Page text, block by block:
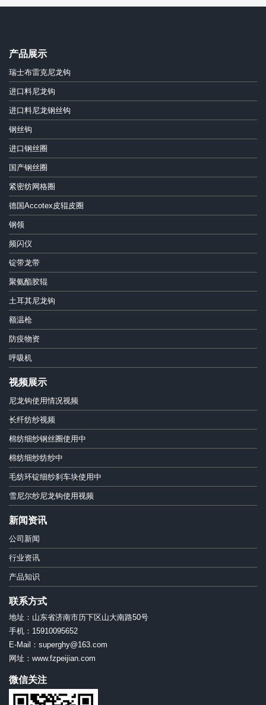
产品展示
瑞士布雷克尼龙钩
进口料尼龙钩
进口料尼龙钢丝钩
钢丝钩
进口钢丝圈
国产钢丝圈
紧密纺网格圈
德国Accotex皮辊皮圈
钢领
频闪仪
锭带龙带
聚氨酯胶辊
土耳其尼龙钩
额温枪
防疫物资
呼吸机
视频展示
尼龙钩使用情况视频
长纤纺纱视频
棉纺细纱钢丝圈使用中
棉纺细纱纺纱中
毛纺环锭细纱刹车块使用中
雪尼尔纱尼龙钩使用视频
新闻资讯
公司新闻
行业资讯
产品知识
联系方式
地址：山东省济南市历下区山大南路50号
手机：15910095652
E-Mail：superghy@163.com
网址：www.fzpeijian.com
微信关注